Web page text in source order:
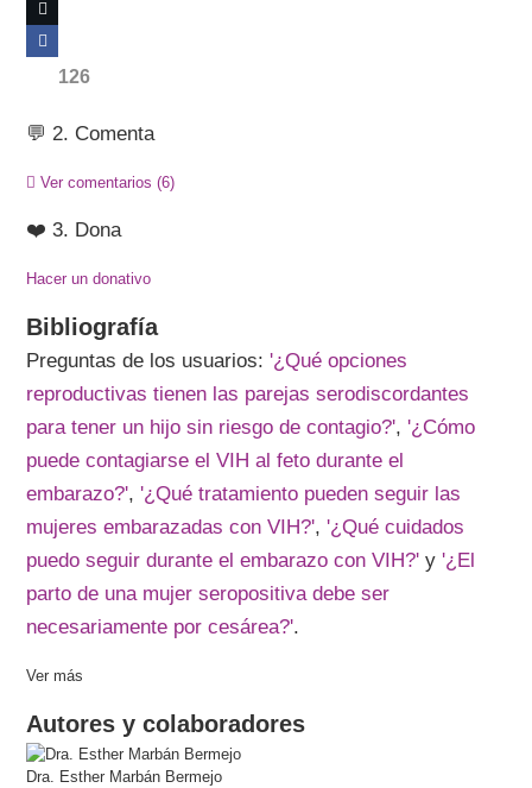
126
💬 2. Comenta
Ver comentarios(6)
❤️ 3. Dona
Hacer un donativo
Bibliografía
Preguntas de los usuarios:'¿Qué opciones
reproductivas tienen las parejas serodiscordantes
para tener un hijo sin riesgo de contagio?','¿Cómo
puede contagiarse el VIH al feto durante el
embarazo?','¿Qué tratamiento pueden seguir las
mujeres embarazadas con VIH?','¿Qué cuidados
puedo seguir durante el embarazo con VIH?' y'¿El
parto de una mujer seropositiva debe ser
necesariamente por cesárea?'.
Ver más
Autores y colaboradores
Dra. Esther Marbán Bermejo